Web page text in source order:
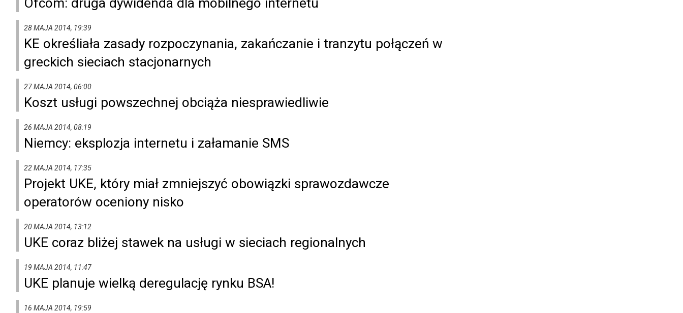
28 MAJA 2014, 19:39
KE określiała zasady rozpoczynania, zakańczanie i tranzytu połączeń w
greckich sieciach stacjonarnych
27 MAJA 2014, 06:00
Koszt usługi powszechnej obciąża niesprawiedliwie
26 MAJA 2014, 08:19
Niemcy: eksplozja internetu i załamanie SMS
22 MAJA 2014, 17:35
Projekt UKE, który miał zmniejszyć obowiązki sprawozdawcze
operatorów oceniony nisko
20 MAJA 2014, 13:12
UKE coraz bliżej stawek na usługi w sieciach regionalnych
19 MAJA 2014, 11:47
UKE planuje wielką deregulację rynku BSA!
16 MAJA 2014, 19:59